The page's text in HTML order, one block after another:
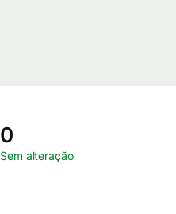
0
Sem alteração